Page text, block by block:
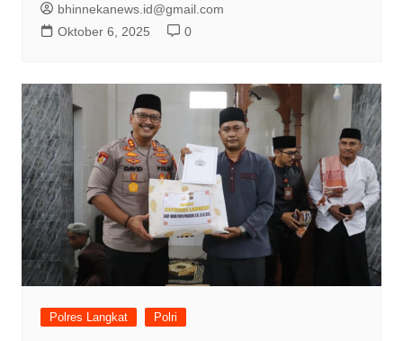
bhinnekanews.id@gmail.com
Oktober 6, 2025
0
Polres Langkat Polri